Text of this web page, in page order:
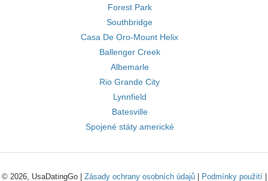
Forest Park
Southbridge
Casa De Oro-Mount Helix
Ballenger Creek
Albemarle
Rio Grande City
Lynnfield
Batesville
Spojené státy americké
© 2026, UsaDatingGo | Zásady ochrany osobních údajů| Podmínky použití|